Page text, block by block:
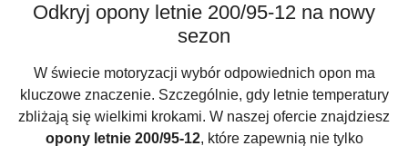
Odkryj opony letnie 200/95-12 na nowy
sezon
W świecie motoryzacji wybór odpowiednich opon ma
kluczowe znaczenie. Szczególnie, gdy letnie temperatury
zbliżają się wielkimi krokami. W naszej ofercie znajdziesz
opony letnie 200/95-12, które zapewnią nie tylko